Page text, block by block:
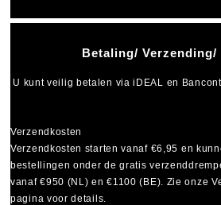
Betaling/ Verzending/
U kunt veilig betalen viaiDEAL en
Verzendkosten
Verzendkosten starten vanaf €6,95 en
bestellingen onder de gratis
vanaf €950 (NL) en €1100 (BE). Zie onze
pagina voor details.